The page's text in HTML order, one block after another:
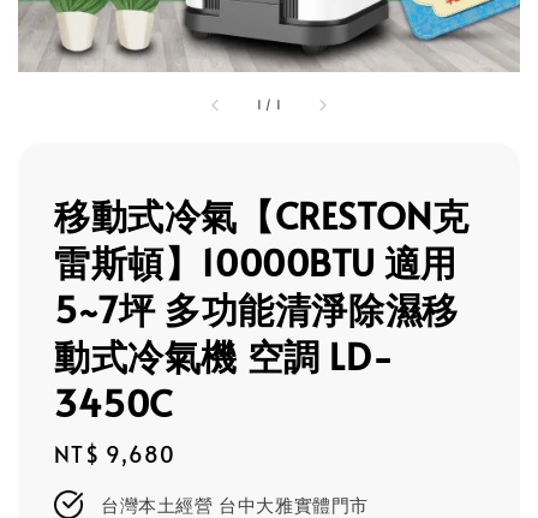
1 / 1
移動式冷氣【CRESTON克
雷斯頓】10000BTU 適用
5~7坪 多功能清淨除濕移
動式冷氣機 空調 LD-
3450C
Regular
price
NT$ 9,680
台灣本土經營 台中大雅實體門市